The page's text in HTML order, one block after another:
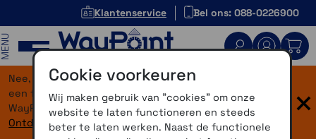
Klantenservice Bel ons: 088-0226900
Nee, je bent niet verdwaald! Onze website heeft
een flinke upgrade gekregen. Dezelfde vertrouwde
WayPoint-service, maar dan in een modern jasje.
Ontdek hier wat er allemaal nieuw is.
×
Cookie voorkeuren
Wij maken gebruik van "cookies" om onze
website te laten functioneren en steeds
beter te laten werken. Naast de functionele